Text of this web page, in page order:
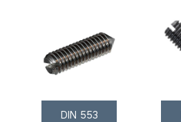
DIN 553